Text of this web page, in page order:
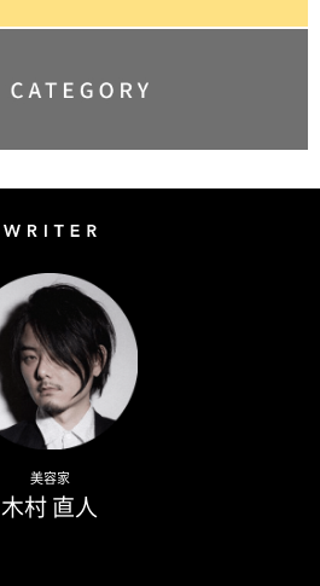
美容家
木村 直人